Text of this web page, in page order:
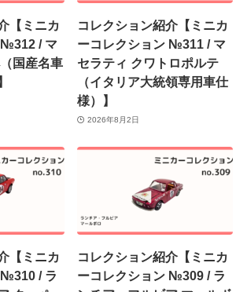
【ミニカ
№312 / マ
国産名車
コレクション紹介【ミニカ
ーコレクション №311 / マ
セラティ クワトロポルテ
（イタリア大統領専用車仕
様）】
2026年8月2日
【ミニカ
№310 / ラ
コレクション紹介【ミニカ
ーコレクション №309 / ラ